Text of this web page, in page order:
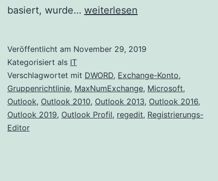
basiert, wurde… Maximale
Konten
in
einem
weiterlesen
Veröffentlicht am November 29, 2019
Kategorisiert als IT
Verschlagwortet mit DWORD, Exchange-Konto,
Gruppenrichtlinie, MaxNumExchange, Microsoft,
Outlook, Outlook 2010, Outlook 2013, Outlook 2016,
Outlook 2019, Outlook Profil, regedit, Registrierungs-
Editor